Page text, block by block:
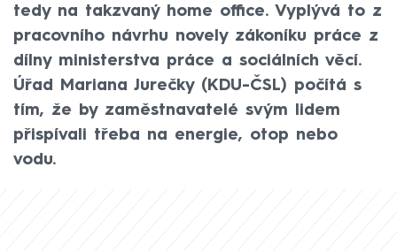
tedy na takzvaný home office. Vyplývá to z
pracovního návrhu novely zákoníku práce z
dílny ministerstva práce a sociálních věcí.
Úřad Mariana Jurečky (KDU-ČSL) počítá s
tím, že by zaměstnavatelé svým lidem
přispívali třeba na energie, otop nebo
vodu.